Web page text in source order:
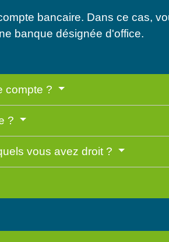
bancaire. Dans ce cas,
banque désignée d'office.
compte ?
?
vous avez droit ?